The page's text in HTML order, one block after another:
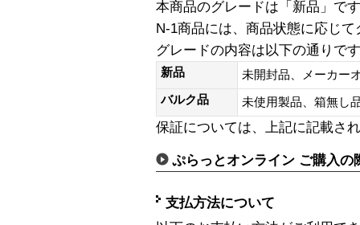
本商品のグレードは「新品」です
N-1商品には、商品状態に応じ
グレードの内容は以下の通りで
新品
未開封品、メーカー
バルク品
未使用製品、箱無
保証については、上記に記載さ
ぷらっとオンライン ご購入の
支払方法について